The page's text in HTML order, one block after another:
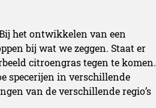
het ontwikkelen van een
bij wat we zeggen. Staat er
citroengras tegen te komen.
specerijen in verschillende
van de verschillende regio’s